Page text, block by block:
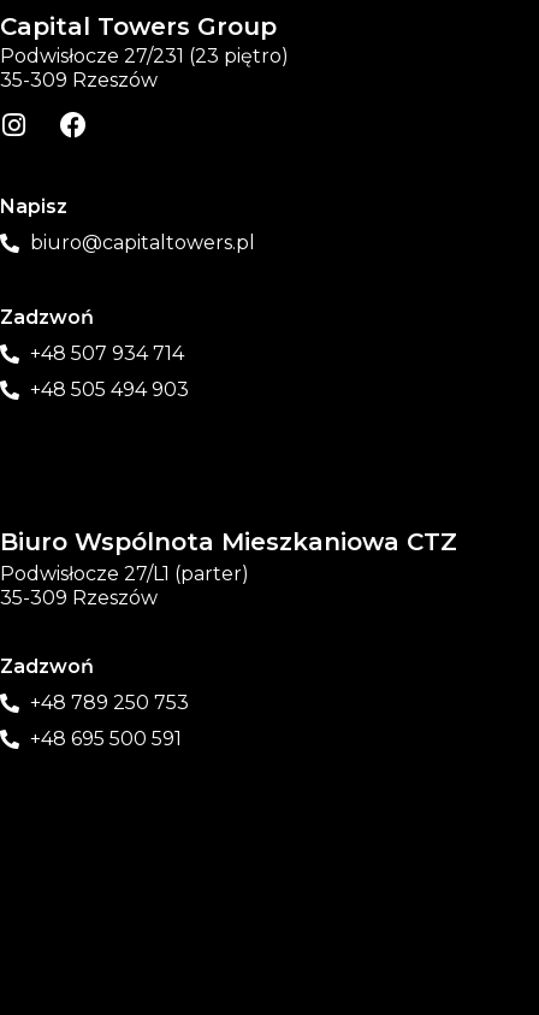
Capital Towers Group
Podwisłocze 27/231 (23 piętro)
35-309 Rzeszów
Napisz
biuro@capitaltowers.pl
Zadzwoń
+48 507 934 714
+48 505 494 903
Biuro Wspólnota Mieszkaniowa CTZ
Podwisłocze 27/L1 (parter)
35-309 Rzeszów
Zadzwoń
+48 789 250 753
+48 695 500 591